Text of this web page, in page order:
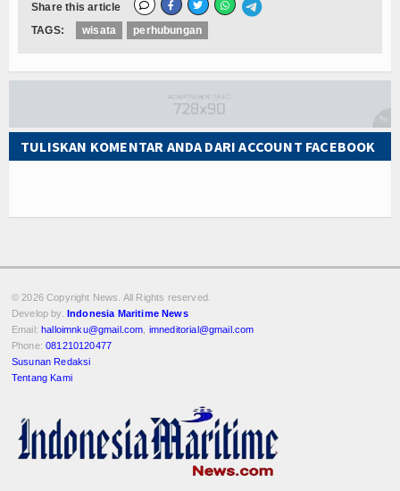
Share this article
TAGS:
wisata perhubungan
TULISKAN KOMENTAR ANDA DARI ACCOUNT FACEBOOK
© 2026 Copyright News. All Rights reserved.
Develop by. Indonesia Maritime News
Email:halloimnku@gmail.com imneditorial@gmail.com
Phone:081210120477
Susunan Redaksi
Tentang Kami